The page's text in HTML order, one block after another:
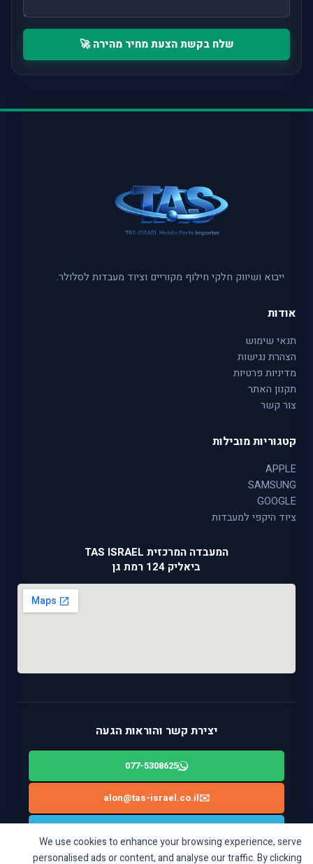
We use cookies to enhance your browsing experience, serve
personalised ads or content, and analyse our traffic. By clicking
שלח בקשת הצעת מחיר מהירה 🚀
ייבוא ושיווק חלקי חילוף מקוריים וציוד מעבדות לסלולר.
אודות
תנאי שימוש
הצהרת נגישות
מדיניות פרטיות
תקנון האתר
צור קשר
קטגוריות מובילות
APPLE
SAMSUNG
GOOGLE
ציוד היקפי למעבדות
המעבדה המרכזית TAS ISRAEL
ביאליק 124 רמת גן
יצירת קשר והוראות הגעה
077-5308625
✉️
alon@tas-israel.co.il